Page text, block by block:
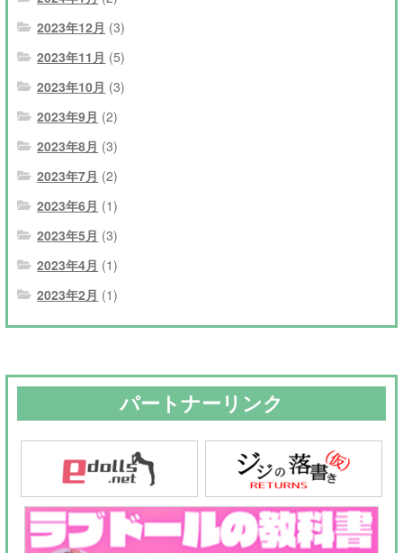
2023年12月 (3)
2023年11月 (5)
2023年10月 (3)
2023年9月 (2)
2023年8月 (3)
2023年7月 (2)
2023年6月 (1)
2023年5月 (3)
2023年4月 (1)
2023年2月 (1)
パートナーリンク